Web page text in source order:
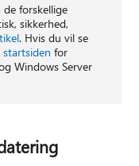
forskellige
sikkerhed,
. Hvis du vil se
startsiden for
Windows Server